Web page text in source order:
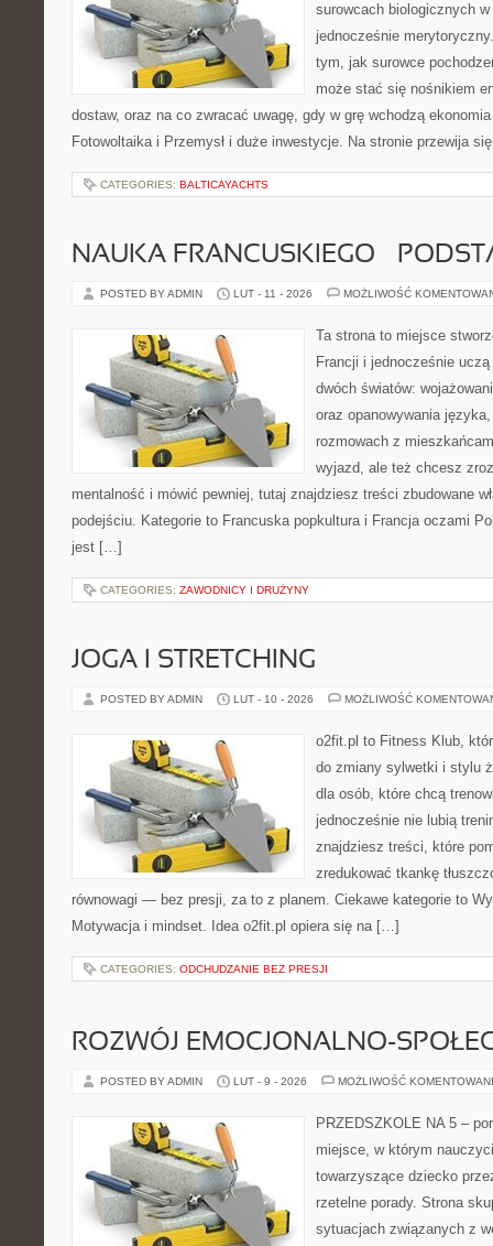
surowcach biologicznych
jednocześnie
tym, jak surowce
może stać się nośnikiem
dostaw, oraz na co zwracać uwagę, gdy w grę wchodzą
Fotowoltaika i Przemysł i duże inwestycje. Na stronie przewija
CATEGORIES: BALTICAYACHTS
NAUKA FRANCUSKIEGO –
POSTED BY ADMIN LUT - 11 - 2026 MOŻLIWOŚĆ
Ta strona to miejsce
Francji i jednocześnie
dwóch światów:
oraz opanowywania
rozmowach z
wyjazd, ale też chcesz
mentalność i mówić pewniej, tutaj znajdziesz treści zbudowane
podejściu. Kategorie to Francuska popkultura i Francja oczami
jest […]
CATEGORIES: ZAWODNICY I DRUŻYNY
JOGA I STRETCHING
POSTED BY ADMIN LUT - 10 - 2026 MOŻLIWOŚĆ
o2fit.pl to Fitness Klub,
do zmiany sylwetki i stylu
dla osób, które chcą
jednocześnie nie lubią
znajdziesz treści, które
zredukować tkankę
równowagi — bez presji, za to z planem. Ciekawe kategorie to
Motywacja i mindset. Idea o2fit.pl opiera się na […]
CATEGORIES: ODCHUDZANIE BEZ PRESJI
ROZWÓJ EMOCJONALNO-
POSTED BY ADMIN LUT - 9 - 2026 MOŻLIWOŚĆ
PRZEDSZKOLE NA 5 –
miejsce, w którym
towarzyszące dziecko
rzetelne porady. Strona
sytuacjach związanych z